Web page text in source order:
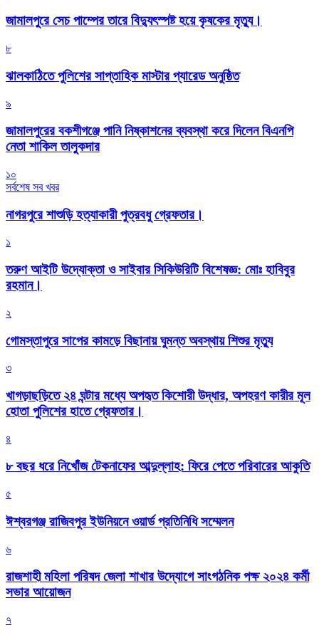
জামালপুরে সেচ পাম্পের তারে বিদ্যুৎস্পষ্ট হয়ে কৃষকের মৃত্যু।
৮
‎ঝালকাঠিতে পুলিশের সাপ্তাহিক মাস্টার প্যারেড অনুষ্ঠিত
৯
জামালপুরের বকশীগঞ্জে পানি নিষ্কাশনের ব্যবস্থা করে দিলেন বিএনপি
নেতা শাকিল তালুকদার
১০
সর্বশেষ সব খবর
নাগরপুরে শাশুড়ি হত্যাকারী পুত্রবধু গ্রেফতার।
১
তরুণ আইটি উদ্যোক্তা ও সাইবার সিকিউরিটি বিশেষজ্ঞ: মোঃ হাবিবুর
রহমান।
২
গোমস্তাপুরে সাপের কামড়ে বিছানায় ঘুমন্ত অবস্থায় শিশুর মৃত্যু
৩
খাগড়াছড়িতে ২৪ ঘন্টার মধ্যে অপহৃত কিশোরী উদ্ধার, অপহরণ কারীর মূল
হোতা পুলিশের হাতে গ্রেফতার।
৪
৮ বছর ধরে নিখোঁজ টেকনাফের আব্দুল্লাহ: ফিরে পেতে পরিবারের আকুতি
৫
ঈশ্বরগঞ্জ রাজিবপুর ইউনিয়নে ওয়ার্ড প্রতিনিধি সম্মেলন
৬
রাজশাহী মহিলা পরিষদ জেলা শাখার উদ্যোগে সাংগঠনিক পক্ষ ২০২৪ কর্মী
সভার আয়োজন
৭